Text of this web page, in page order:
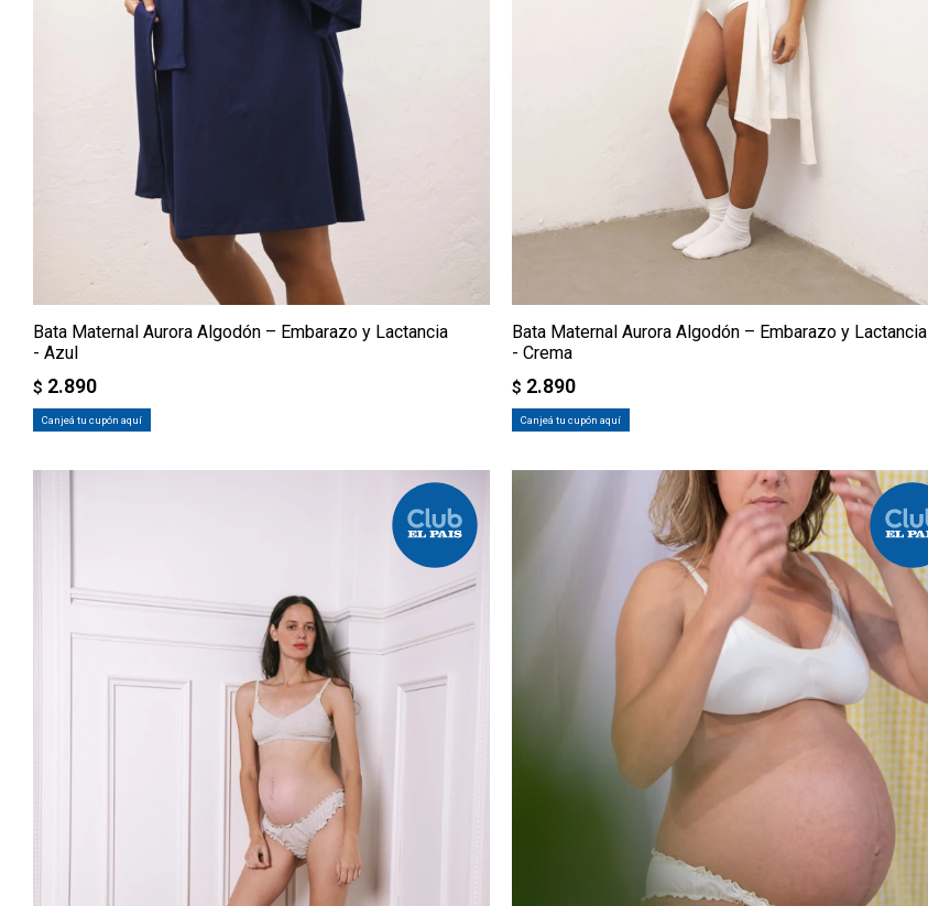
Bata Maternal Aurora Algodón – Embarazo y Lactancia
- Azul
$ 2.890
Canjeá tu cupón aquí
Bata Maternal Aurora Algodón – Embarazo y Lactancia
- Crema
$ 2.890
Canjeá tu cupón aquí